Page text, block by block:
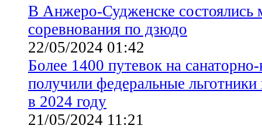
В Анжеро-Судженске состоялись
соревнования по дзюдо
22/05/2024 01:42
Более 1400 путевок на
получили федеральные
в 2024 году
21/05/2024 11:21